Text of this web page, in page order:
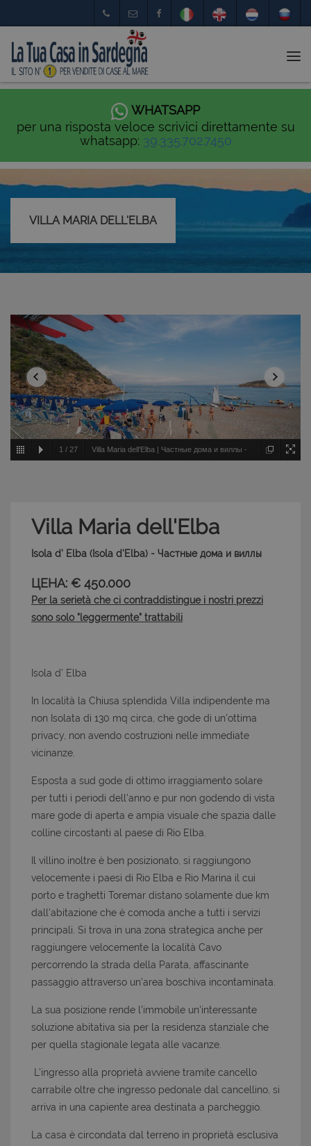
WHATSAPP
per una risposta veloce scrivici direttamente su
whatsapp: 39.335.702.7450
VILLA MARIA DELL'ELBA
1 / 27 Villa Maria dell'Elba | Частные дома и виллы -
Villa Maria dell'Elba
Isola d' Elba (Isola d'Elba) - Частные дома и виллы
ЦЕНА: € 450.000
Per la serietà che ci contraddistingue i nostri prezzi
sono solo "leggermente" trattabili
Isola d' Elba
In località la Chiusa splendida Villa indipendente ma
non Isolata di 130 mq circa, che gode di un'ottima
privacy, non avendo costruzioni nelle immediate
vicinanze.
Esposta a sud gode di ottimo irraggiamento solare
per tutti i periodi dell'anno e pur non godendo di vista
mare gode di aperta e ampia visuale che spazia dalle
colline circostanti al paese di Rio Elba.
Il villino inoltre è ben posizionato, si raggiungono
velocemente i paesi di Rio Elba e Rio Marina il cui
porto e traghetti Toremar distano solamente due km
dall'abitazione che è comoda anche a tutti i servizi
principali. Si trova in una zona strategica anche per
raggiungere velocemente la località Cavo
percorrendo la strada della Parata, affascinante
passaggio attraverso un'area boschiva incontaminata.
La sua posizione rende l'immobile un'interessante
soluzione abitativa sia per la residenza stanziale che
per quella stagionale legata alle vacanze.
L'ingresso alla proprietà avviene tramite cancello
carrabile oltre che ingresso pedonale dal cancellino, si
arriva in una capiente area destinata a parcheggio.
La casa è circondata dal terreno in proprietà esclusiva